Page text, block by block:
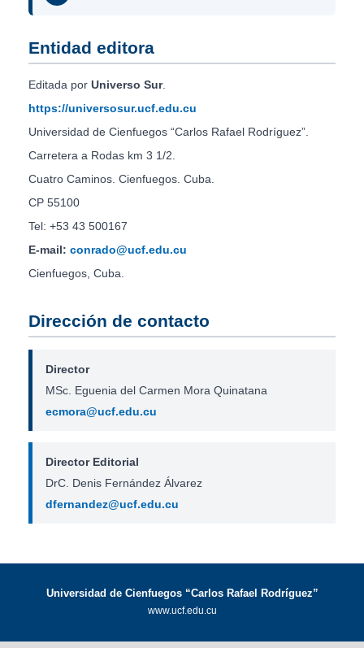
Entidad editora
Editada por Universo Sur.
https://universosur.ucf.edu.cu
Universidad de Cienfuegos “Carlos Rafael Rodríguez”.
Carretera a Rodas km 3 1/2.
Cuatro Caminos. Cienfuegos. Cuba.
CP 55100
Tel: +53 43 500167
E-mail: conrado@ucf.edu.cu
Cienfuegos, Cuba.
Dirección de contacto
Director
MSc. Eguenia del Carmen Mora Quinatana
ecmora@ucf.edu.cu
Director Editorial
DrC. Denis Fernández Álvarez
dfernandez@ucf.edu.cu
Universidad de Cienfuegos “Carlos Rafael Rodríguez”
www.ucf.edu.cu